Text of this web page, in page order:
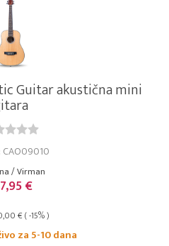
Guitar akustična mini
CAO09010
/ Virman
€
€ ( -15% )
za 5-10 dana